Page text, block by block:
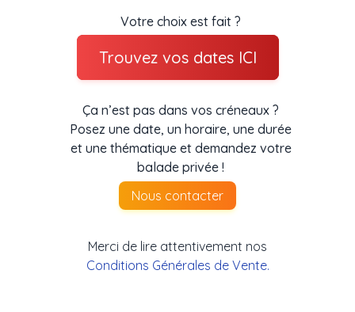
Votre choix est fait ?
Trouvez vos dates ICI
Ça n’est pas dans vos créneaux ?
Posez une date, un horaire, une durée
et une thématique et demandez votre
balade privée !
Nous contacter
Merci de lire attentivement nos
Conditions Générales de Vente.